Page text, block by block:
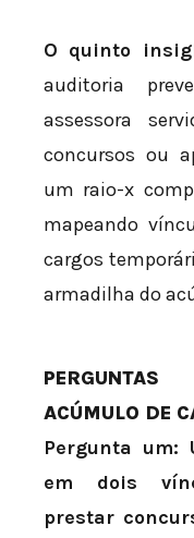
O quinto
auditoria
assessora
concursos ou
um raio-x
mapeando
cargos
armadilha do
ACÚMULO DE
Pergunta um:
em dois
prestar